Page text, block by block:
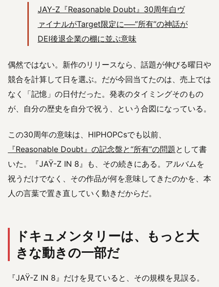
JAY-Z『Reasonable Doubt』30周年白ヴ
ァイナルがTarget限定に──”所有”の神話が
DEI後退企業の棚に並ぶ意味
偶然ではない。新作のリリースなら、話題が伸びる曜日や
競合を計算して日を選ぶ。だが今回当てたのは、売上では
なく「記憶」の日付だった。発表のタイミングそのもの
が、自分の歴史を自分で祝う、という合図になっている。
この30周年の意味は、HIPHOPCsでも以前、
『Reasonable Doubt』の記念盤と“所有”の問題として書
いた。『JAŸ-Z IN 8』も、その続きにある。アルバムを
祝うだけでなく、その作品が何を意味してきたのかを、本
人の言葉で置き直していく動きだからだ。
ドキュメンタリーは、もっと大
きな動きの一部だ
『JAŸ-Z IN 8』だけを見ていると、その規模を見誤る。